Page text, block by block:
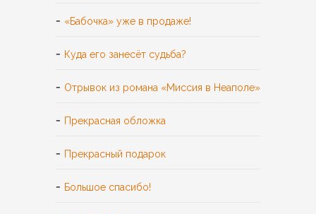
«Бабочка» уже в продаже!
Куда его занесёт судьба?
Отрывок из романа «Миссия в Неаполе»
Прекрасная обложка
Прекрасный подарок
Большое спасибо!